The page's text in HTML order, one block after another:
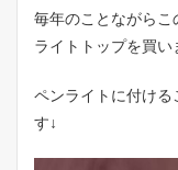
毎年のことながら
ライトトップを買い
ペンライトに付ける
す↓